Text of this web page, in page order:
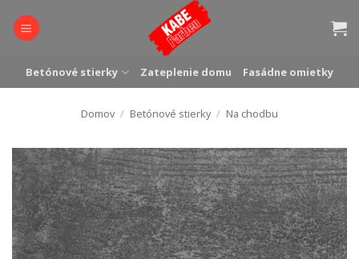
Betónové stierky Zateplenie domu Fasádne omietky
Domov / Betónové stierky / Na chodbu